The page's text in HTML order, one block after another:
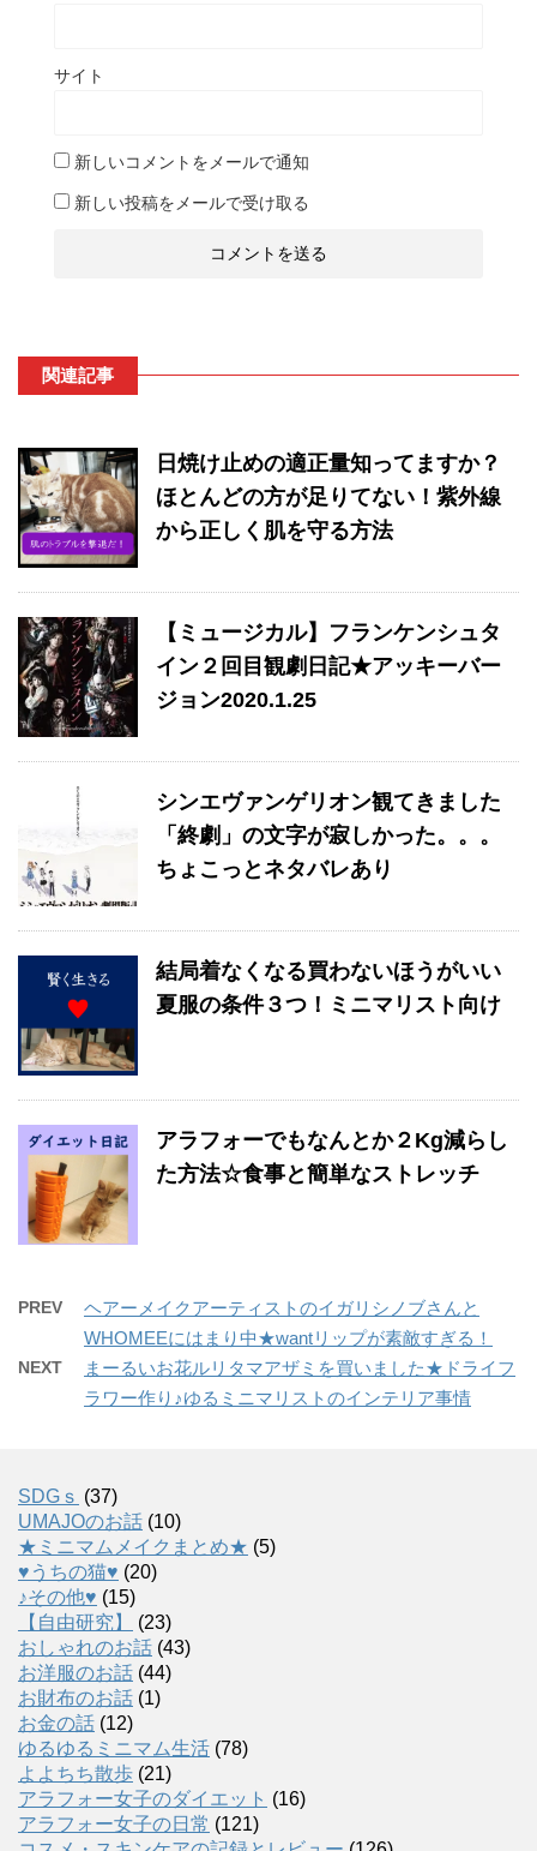
サイト
新しいコメントをメールで通知
新しい投稿をメールで受け取る
関連記事
日焼け止めの適正量知ってますか？
ほとんどの方が足りてない！紫外線
から正しく肌を守る方法
【ミュージカル】フランケンシュタ
イン２回目観劇日記★アッキーバー
ジョン2020.1.25
シンエヴァンゲリオン観てきました
「終劇」の文字が寂しかった。。。
ちょこっとネタバレあり
結局着なくなる買わないほうがいい
夏服の条件３つ！ミニマリスト向け
アラフォーでもなんとか２Kg減らし
た方法☆食事と簡単なストレッチ
PREV
ヘアーメイクアーティストのイガリシノブさんと
WHOMEEにはまり中★wantリップが素敵すぎる！
NEXT
まーるいお花ルリタマアザミを買いました★ドライフ
ラワー作り♪ゆるミニマリストのインテリア事情
SDGｓ (37)
UMAJOのお話 (10)
★ミニマムメイクまとめ★ (5)
♥うちの猫♥ (20)
♪その他♥ (15)
【自由研究】
(23)
おしゃれのお話 (43)
お洋服のお話 (44)
お財布のお話 (1)
お金の話 (12)
ゆるゆるミニマム生活 (78)
よよちち散歩 (21)
アラフォー女子のダイエット (16)
アラフォー女子の日常 (121)